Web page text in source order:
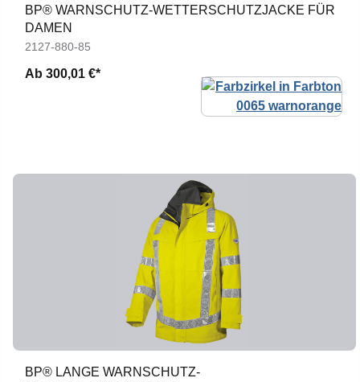
BP® WARNSCHUTZ-WETTERSCHUTZJACKE FÜR
DAMEN
2127-880-85
Ab 300,01 €*
BP® LANGE WARNSCHUTZ-